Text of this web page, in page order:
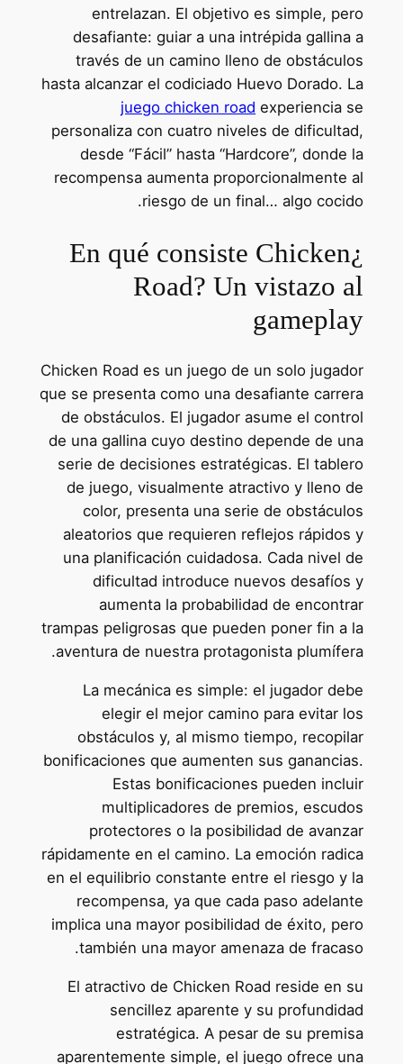
entrelazan. El objetivo es simple, pero
desafiante: guiar a una intrépida gallina a
través de un camino lleno de obstáculos
hasta alcanzar el codiciado Huevo Dorado. La
juego chicken road experiencia se
personaliza con cuatro niveles de dificultad,
desde “Fácil” hasta “Hardcore”, donde la
recompensa aumenta proporcionalmente al
riesgo de un final… algo cocido.
¿En qué consiste Chicken
Road? Un vistazo al
gameplay
Chicken Road es un juego de un solo jugador
que se presenta como una desafiante carrera
de obstáculos. El jugador asume el control
de una gallina cuyo destino depende de una
serie de decisiones estratégicas. El tablero
de juego, visualmente atractivo y lleno de
color, presenta una serie de obstáculos
aleatorios que requieren reflejos rápidos y
una planificación cuidadosa. Cada nivel de
dificultad introduce nuevos desafíos y
aumenta la probabilidad de encontrar
trampas peligrosas que pueden poner fin a la
aventura de nuestra protagonista plumífera.
La mecánica es simple: el jugador debe
elegir el mejor camino para evitar los
obstáculos y, al mismo tiempo, recopilar
bonificaciones que aumenten sus ganancias.
Estas bonificaciones pueden incluir
multiplicadores de premios, escudos
protectores o la posibilidad de avanzar
rápidamente en el camino. La emoción radica
en el equilibrio constante entre el riesgo y la
recompensa, ya que cada paso adelante
implica una mayor posibilidad de éxito, pero
también una mayor amenaza de fracaso.
El atractivo de Chicken Road reside en su
sencillez aparente y su profundidad
estratégica. A pesar de su premisa
aparentemente simple, el juego ofrece una